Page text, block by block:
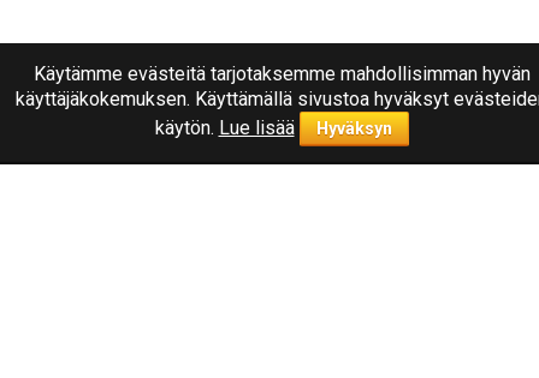
Käytämme evästeitä tarjotaksemme mahdollisimman hyvän
käyttäjäkokemuksen. Käyttämällä sivustoa hyväksyt
käytön. Lue lisää Hyväksyn